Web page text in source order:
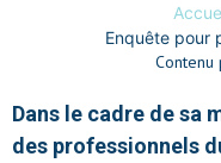
Enquête pour
Dans le cadre de sa
des professionnels